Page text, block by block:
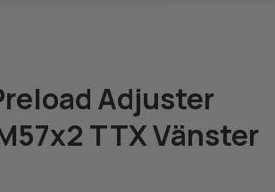
Adjuster
TTX Vänster